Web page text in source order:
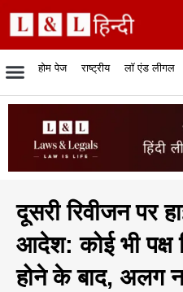
होम पेज राष्ट्रीय
रिपोर्टेबल जजमेंट
लॉ एंड लीगल
रिसर्च
दूसरी रिवीजन पर
आदेश: कोई भी
होने के बाद, अलग